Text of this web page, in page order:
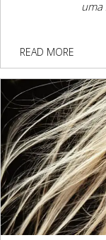
uma
READ MORE